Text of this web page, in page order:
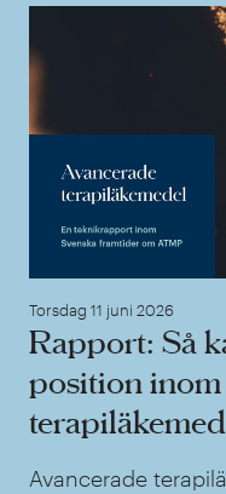
Torsdag 11 juni 2026
Rapport: Så
position inom
Avancerade